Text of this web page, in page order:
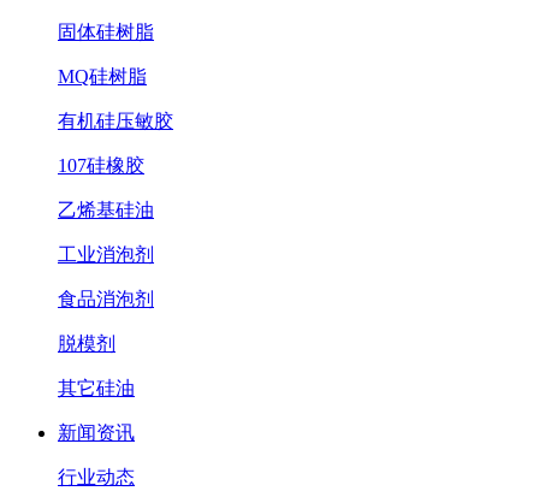
固体硅树脂
MQ硅树脂
有机硅压敏胶
107硅橡胶
乙烯基硅油
工业消泡剂
食品消泡剂
脱模剂
其它硅油
新闻资讯
行业动态